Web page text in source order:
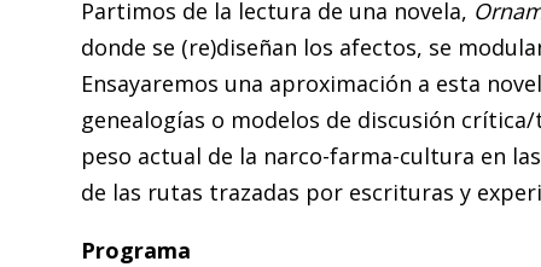
Partimos de la lectura de una novela,
donde se (re)diseñan los afectos, se
Ensayaremos una aproximación a esta
genealogías o modelos de discusión
peso actual de la narco-farma-cultura en
de las rutas trazadas por escrituras y
Programa